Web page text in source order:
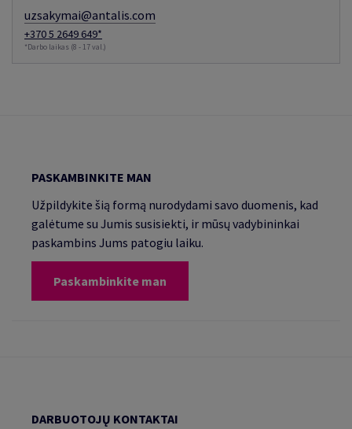
uzsakymai@antalis.com
+370 5 2649 649*
*Darbo laikas (8 - 17 val.)
PASKAMBINKITE MAN
Užpildykite šią formą nurodydami savo duomenis, kad
galėtume su Jumis susisiekti, ir mūsų vadybininkai
paskambins Jums patogiu laiku.
Paskambinkite man
DARBUOTOJŲ KONTAKTAI